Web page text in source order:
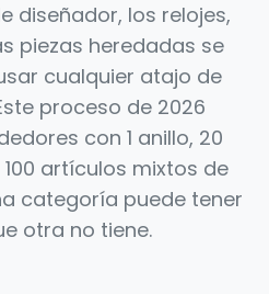
diseñador, los relojes,
piezas heredadas se
cualquier atajo de
proceso de 2026
con 1 anillo, 20
artículos mixtos de
categoría puede tener
otra no tiene.